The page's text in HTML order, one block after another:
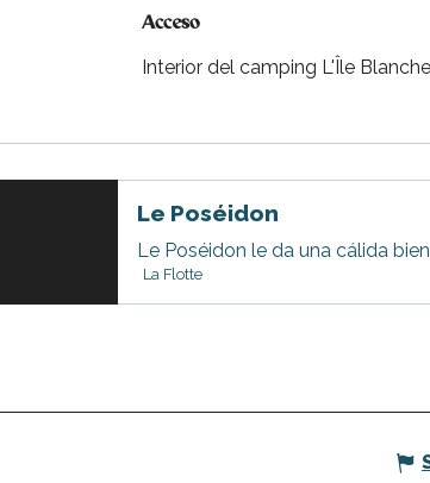
Acceso
Acceso
Interior del camping L'Île Blanche
Le Poséidon
Le Poséidon le da una cálida
La Flotte